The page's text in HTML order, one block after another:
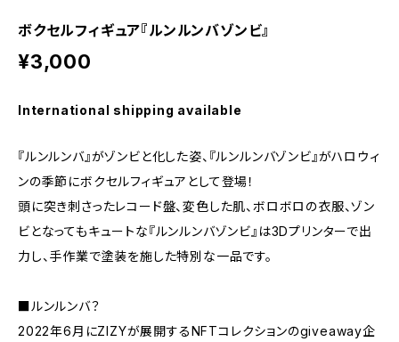
ボクセルフィギュア『ルンルンバゾンビ』
¥3,000
International shipping available
『ルンルンバ』がゾンビと化した姿、『ルンルンバゾンビ』がハロウィ
ンの季節にボクセルフィギュアとして登場！
頭に突き刺さったレコード盤、変色した肌、ボロボロの衣服、ゾン
ビとなってもキュートな『ルンルンバゾンビ』は3Dプリンターで出
力し、手作業で塗装を施した特別な一品です。
■ルンルンバ？
2022年6月にZIZYが展開するNFTコレクションのgiveaway企